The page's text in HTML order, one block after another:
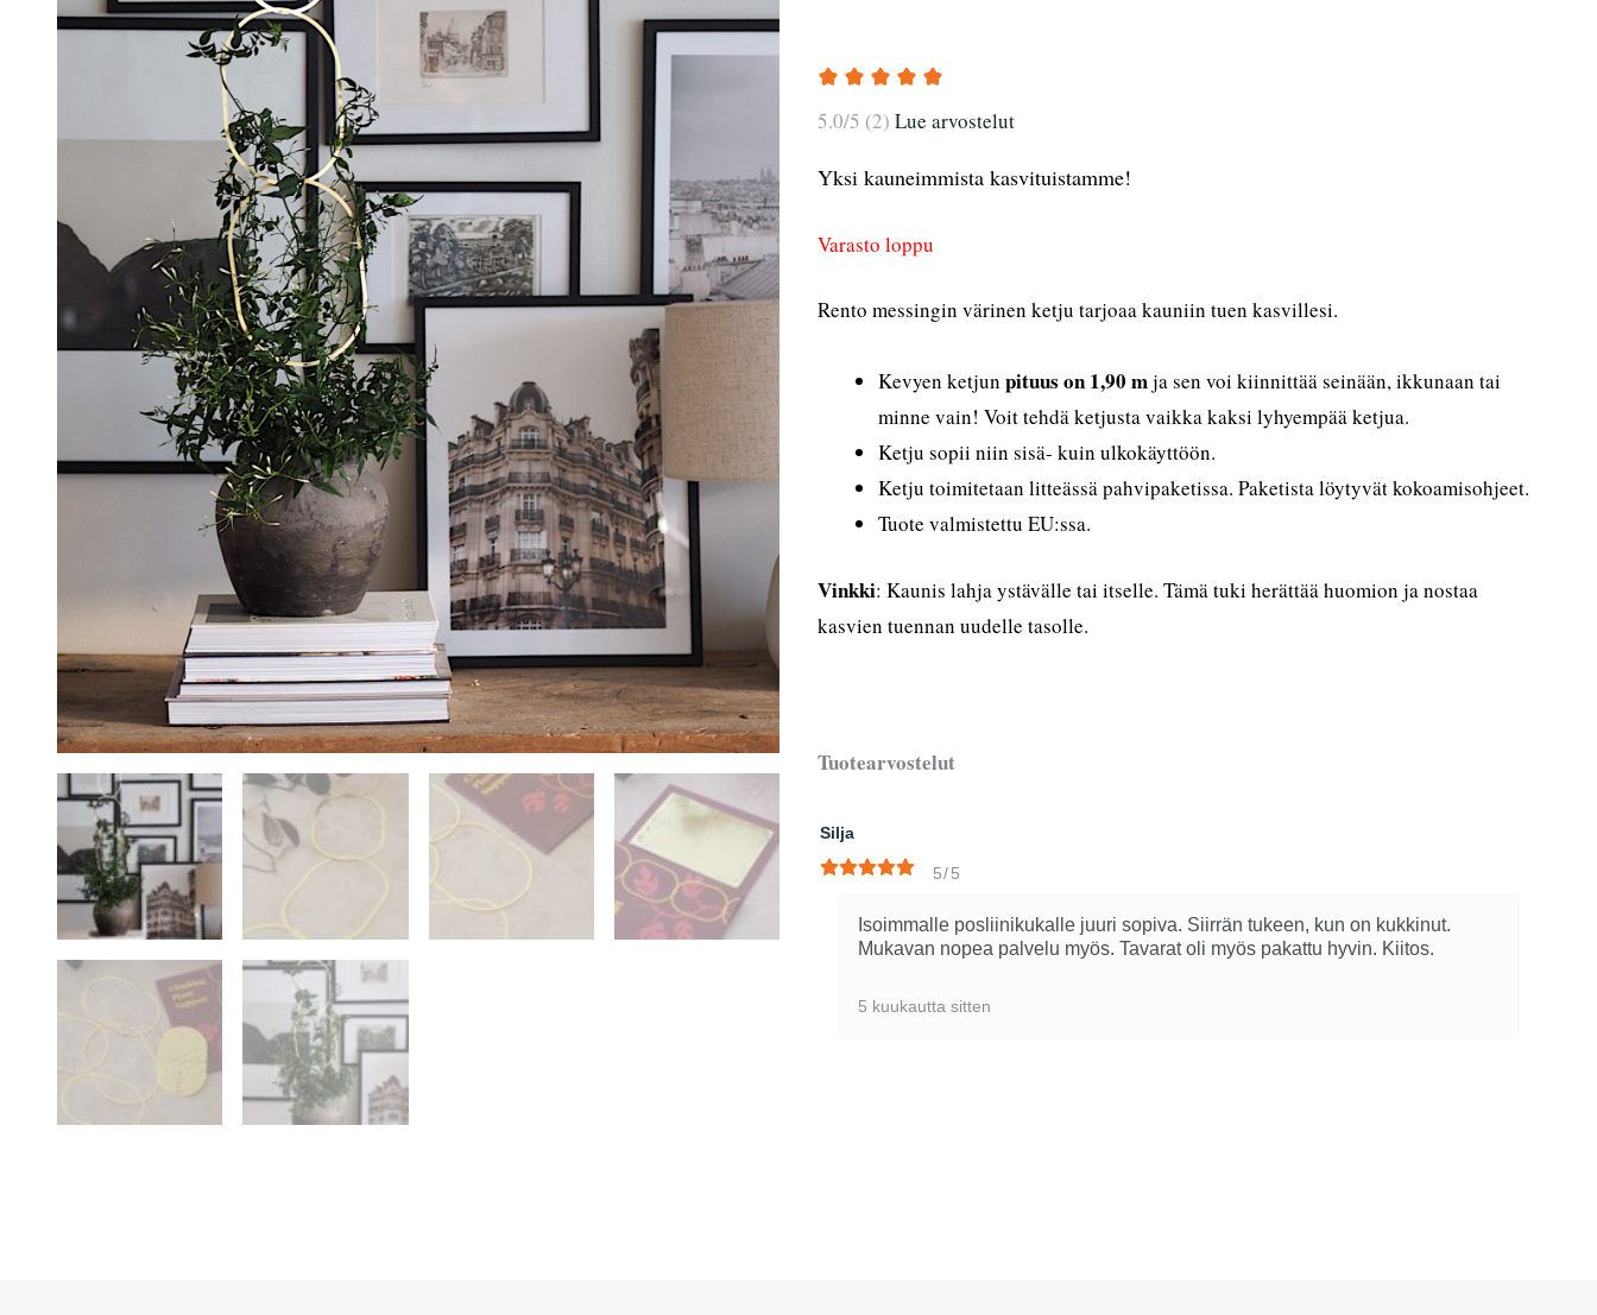
5.0/5 (2) Lue arvostelut
Yksi kauneimmista kasvituistamme!
Varasto loppu
Rento messingin värinen ketju tarjoaa kauniin tuen kasvillesi.
Kevyen ketjun pituus on 1,90 mja sen voi kiinnittää seinään, ikkunaan tai
minne vain! Voit tehdä ketjusta vaikka kaksi lyhyempää ketjua.
Ketju sopii niin sisä- kuin ulkokäyttöön.
Ketju toimitetaan litteässä pahvipaketissa. Paketista löytyvät kokoamisohjeet.
Tuote valmistettu EU:ssa.
Vinkki: Kaunis lahja ystävälle tai itselle. Tämä tuki herättää huomion ja nostaa
kasvien tuennan uudelle tasolle.
Tuotearvostelut
Silja
5/5
Isoimmalle posliinikukalle juuri sopiva. Siirrän tukeen, kun on kukkinut.
Mukavan nopea palvelu myös. Tavarat oli myös pakattu hyvin. Kiitos.
5 kuukautta sitten